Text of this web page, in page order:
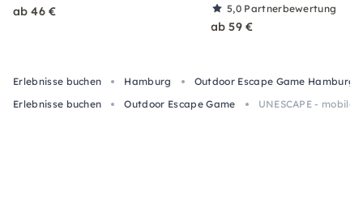
ab 46 € 5,0 Partnerbewertung
ab 59 €
Erlebnisse buchen Hamburg
Outdoor Escape Game Hamburg
Erlebnisse buchen
Outdoor Escape Game UNESCAPE -